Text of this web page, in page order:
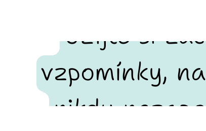
Užijte si
vzpomínky,
nikdy